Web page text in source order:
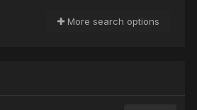
More search options